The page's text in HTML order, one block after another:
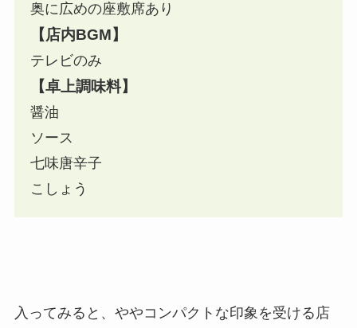
奥に広めの座敷席あり
【店内BGM】
テレビのみ
【卓上調味料】
醤油
ソース
七味唐辛子
こしょう
入ってみると、ややコンパクトな印象を受ける店